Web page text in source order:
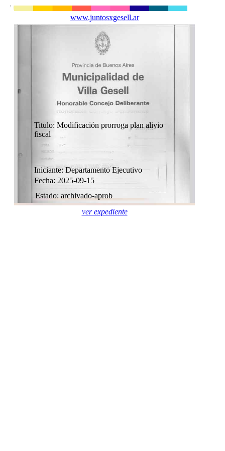
Titulo: Modificación prorroga plan alivio
fiscal
Fecha: 2025-09-15
Estado: archivado-aprob
Iniciante: Departamento Ejecutivo
www.juntosxgesell.ar
ver expediente